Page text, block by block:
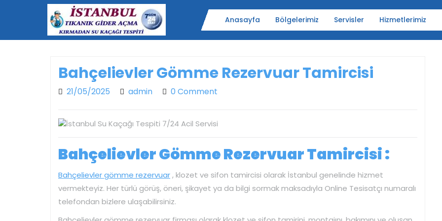
Anasayfa Bölgelerimiz Servisler Hizmetlerimiz
Bahçelievler Gömme Rezervuar Tamircisi
21/05/2025 21/05/2025
adminadmin0 Comment
Bahçelievler Gömme Rezervuar Tamircisi :
Bahçelievler gömme rezervuar, klozet ve sifon tamircisi olarak İstanbul genelinde hizmet
vermekteyiz. Her türlü görüş, öneri, şikayet ya da bilgi sormak maksadıyla Online Tesisatçı numaralı
telefondan bizlere ulaşabilirsiniz.